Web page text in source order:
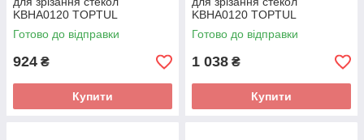
KBHA0120 TOPTUL
KAJC38B1
Готово до відправки
924 ₴
Купити
KBHA0120 TOPTUL
KAJC62B2
Готово до відправки
1 038 ₴
Купити